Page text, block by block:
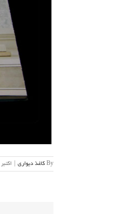
By کاغذ دیواری اکتبر 25th, 2022